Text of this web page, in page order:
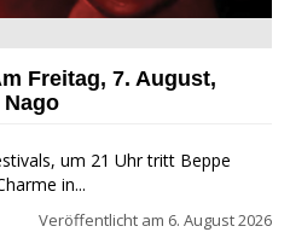
Garda Jazz Festival
Freitag, 7. August,
um 21 Uhr tritt Beppe
in...
Veröffentlicht am 6. August 2026